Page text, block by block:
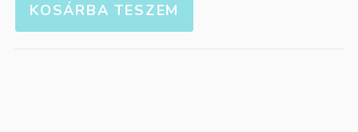
KOSÁRBA TESZEM